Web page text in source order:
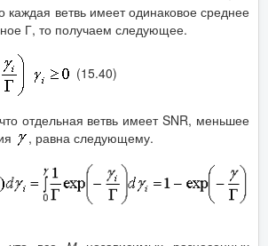
каждая ветвь имеет одинаковое среднее
Г, то получаем следующее.
(15.40)
отдельная ветвь имеет SNR, меньшее
, равна следующему.